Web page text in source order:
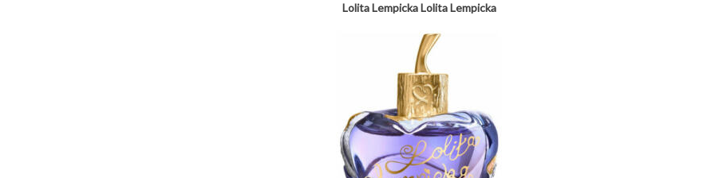
Lolita Lempicka Lolita Lempicka